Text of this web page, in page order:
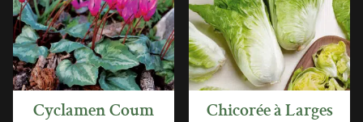
Cyclamen Coum
APERÇU
RAPIDE
Chicorée à Larges
APERÇU
RAPIDE